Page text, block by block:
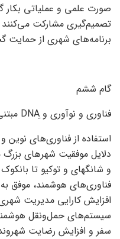
صورت علمی و عملیاتی بکار
تصمیم‌گیری مشارکت
برنامه‌های شهری از حمایت
گام ششم
فناوری و نوآوری و ِDNA مبتنی بر تکنولوزی
استفاده از فناوری‌های
دلایل موفقیت شهرهای بزرگ
و شانگهای و توکیو تا
فناوری‌های هوشمند، موفق
افزایش کارایی مدیریت
سیستم‌های حمل‌ونقل
سفر و افزایش رضایت